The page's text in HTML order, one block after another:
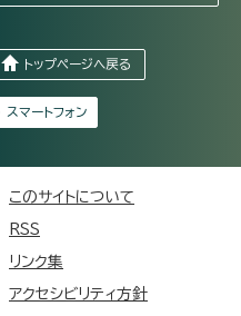
トップページへ戻る
スマートフォン
このサイトについて
RSS
リンク集
アクセシビリティ方針